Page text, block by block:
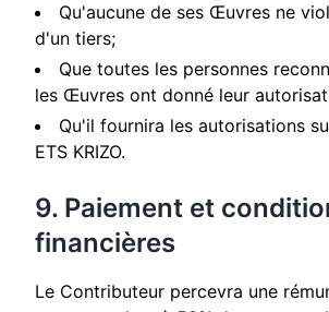
Qu'aucune de ses Œuvres ne
d'un tiers;
Que toutes les personnes
les Œuvres ont donné leur
Qu'il fournira les autorisations
ETS KRIZO.
9. Paiement et
financières
Le Contributeur percevra une